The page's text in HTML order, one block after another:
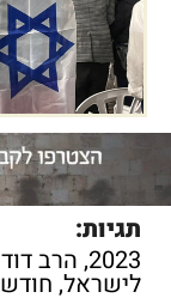
תגיות:
2023
, הרב
לישראל,